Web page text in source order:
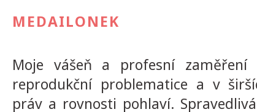
MEDAILONEK
Moje vášeň a profesní
reprodukční problematice a v
práv a rovnosti pohlaví.